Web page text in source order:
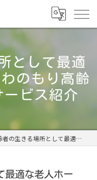
として最適
のもり高齢
ービス紹介
る場所として最適な老人ホーム|ふじわのもり高齢者住宅の魅力とサービス紹介
最適な老人ホー